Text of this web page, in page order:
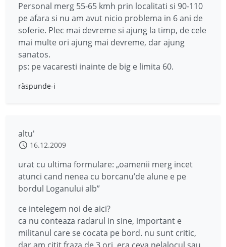
Personal merg 55-65 kmh prin localitati si 90-110
pe afara si nu am avut nicio problema in 6 ani de
soferie. Plec mai devreme si ajung la timp, de cele
mai multe ori ajung mai devreme, dar ajung
sanatos.
ps: pe vacaresti inainte de big e limita 60.
răspunde-i
altu'
16.12.2009
urat cu ultima formulare: „oamenii merg incet
atunci cand nenea cu borcanu’de alune e pe
bordul Loganului alb”
ce intelegem noi de aici?
ca nu conteaza radarul in sine, important e
militanul care se cocata pe bord. nu sunt critic,